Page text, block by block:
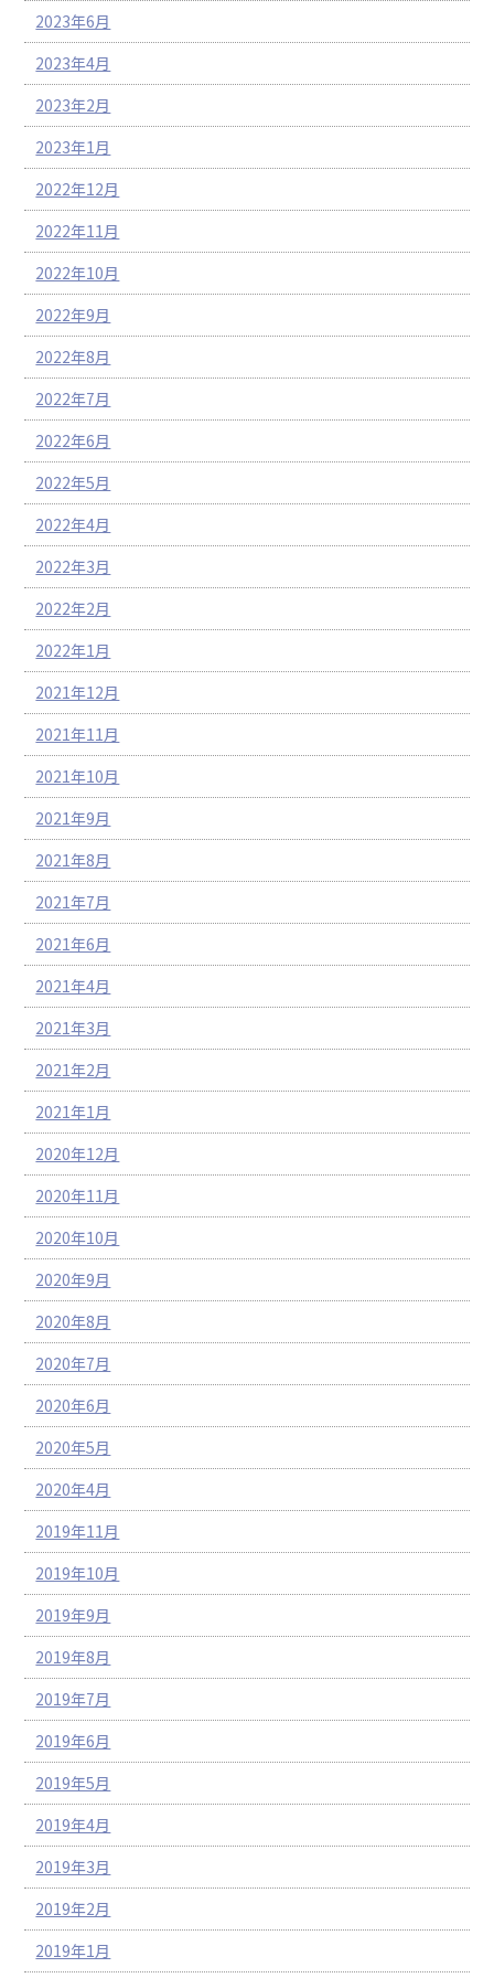
2023年6月
2023年4月
2023年2月
2023年1月
2022年12月
2022年11月
2022年10月
2022年9月
2022年8月
2022年7月
2022年6月
2022年5月
2022年4月
2022年3月
2022年2月
2022年1月
2021年12月
2021年11月
2021年10月
2021年9月
2021年8月
2021年7月
2021年6月
2021年4月
2021年3月
2021年2月
2021年1月
2020年12月
2020年11月
2020年10月
2020年9月
2020年8月
2020年7月
2020年6月
2020年5月
2020年4月
2019年11月
2019年10月
2019年9月
2019年8月
2019年7月
2019年6月
2019年5月
2019年4月
2019年3月
2019年2月
2019年1月